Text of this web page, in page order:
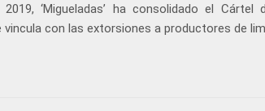
‘Migueladas’ ha consolidado el Cártel
con las extorsiones a productores de